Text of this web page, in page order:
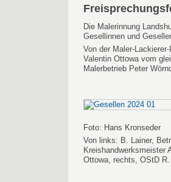
Die Malerinnung
Gesellinnen und
Von der Maler-
Valentin Ottowa vom
Malerbetrieb Peter
Foto: Hans Kronseder
Von links: B. Lainer,
Kreishandwerksmeister
Ottowa, rechts, OStD